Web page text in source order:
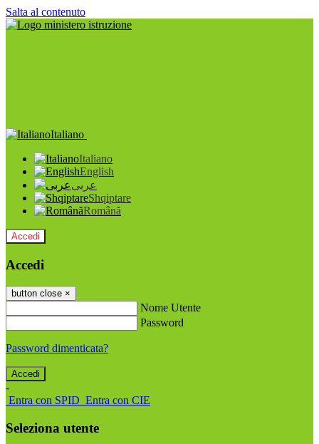
Salta al contenuto
Italiano
Italiano
English
عربى
Shqiptare
Română
Accedi
Accedi
button close ×
Nome Utente
Password
Password dimenticata?
-
Entra con SPID Entra con CIE
Seleziona utente